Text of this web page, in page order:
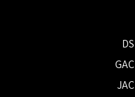
DS
GAC
JAC